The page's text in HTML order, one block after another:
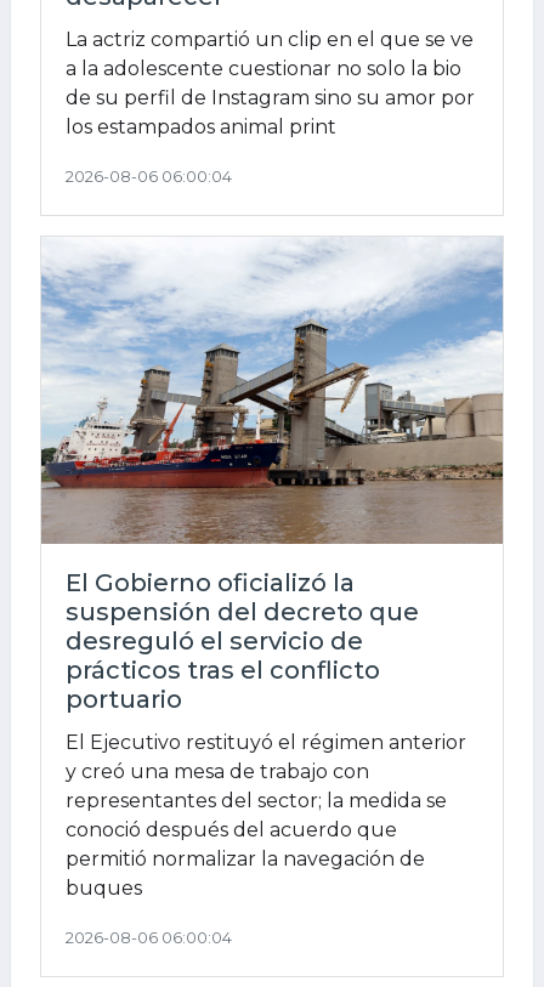
La actriz compartió un clip en el que se ve
a la adolescente cuestionar no solo la bio
de su perfil de Instagram sino su amor por
los estampados animal print
2026-08-06 06:00:04
El Gobierno oficializó la
suspensión del decreto que
desreguló el servicio de
prácticos tras el conflicto
portuario
El Ejecutivo restituyó el régimen anterior
y creó una mesa de trabajo con
representantes del sector; la medida se
conoció después del acuerdo que
permitió normalizar la navegación de
buques
2026-08-06 06:00:04